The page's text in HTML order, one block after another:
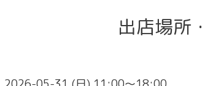
出店場所